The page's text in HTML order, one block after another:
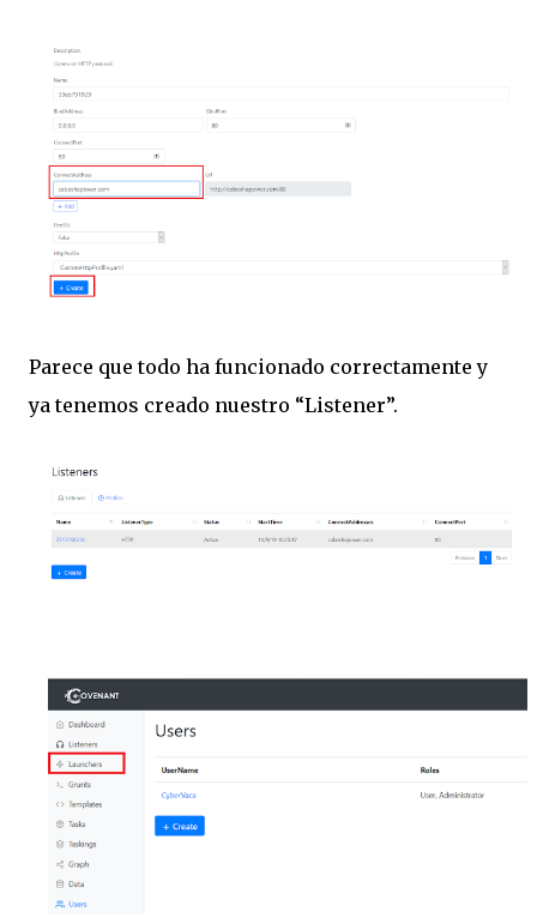
Parece que todo ha funcionado correctamente y
ya tenemos creado nuestro “Listener”.